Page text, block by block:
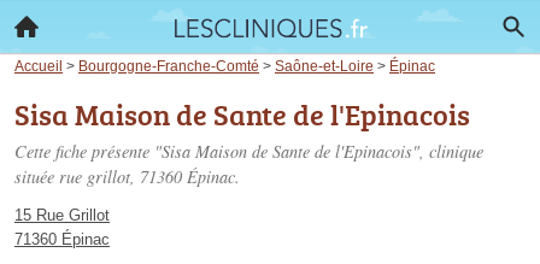
Accueil > Bourgogne-Franche-Comté > Saône-et-Loire > Épinac
Sisa Maison de Sante de l'Epinacois
Cette fiche présente "Sisa Maison de Sante de l'Epinacois", clinique
située rue grillot, 71360 Épinac.
15 Rue Grillot
71360 Épinac